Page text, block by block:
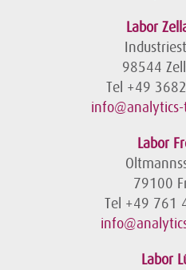
Labor
98544
Tel +49
Labor
79100
Tel +49 761
Labor